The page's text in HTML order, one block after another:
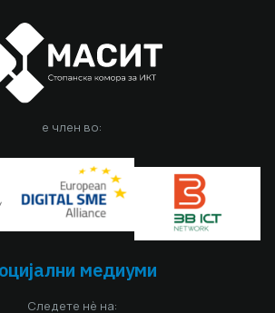
е член во:
медиуми
Следете нè на: